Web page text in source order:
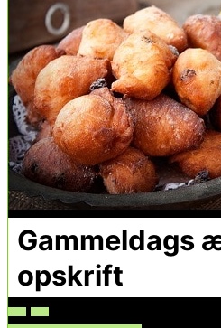
Gammeldags
opskrift